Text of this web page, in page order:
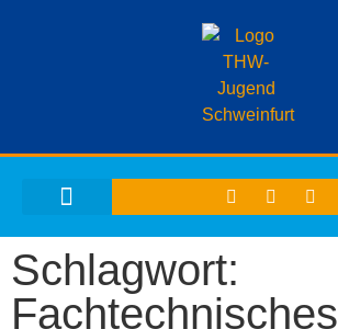
Schlagwort:
Fachtechnisches